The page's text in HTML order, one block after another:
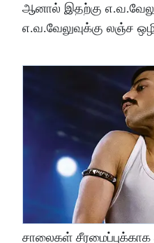
ஆனால் இதற்கு எ.வ.வேலு
எ.வ.வேலுவுக்கு லஞ்ச
சாலைகள் சீரமைப்புக்காக